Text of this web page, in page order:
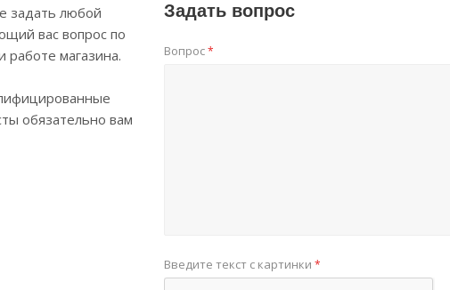
задать любой
вас вопрос по
работе магазина.
обязательно вам
Задать вопрос
Вопрос*
Введите текст с картинки *